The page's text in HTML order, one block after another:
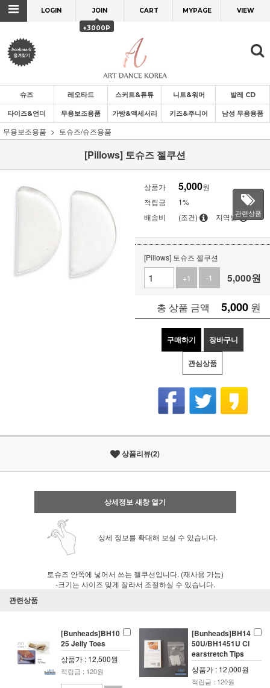
LOGIN
JOIN
+3000P
CART MYPAGE VIEW
슈즈 레오타드 스커트&튜튜 니트&워머 발레 CD
타이즈&언더 무용보조용품 가방&액세서리 키즈&주니어 남성 무용용품
무용보조용품 토슈즈/슈즈용품
[Pillows] 토슈즈 젤쿠션
상품가 5,000원
적립금
1%
배송비
(조건) 지역별관련상품
[Pillows] 토슈즈 젤쿠션
+1
-1 5,000원
총 상품 금액 5,000 원
구매하기 장바구니
관심상품
상품리뷰(2)
상세정보 새창 열기
상세 정보를 확대해 보실 수 있습니다.
토슈즈 안쪽에 넣어서 쓰는 젤쿠션입니다. (재사용 가능)
-크기는 사이즈 맞게 잘라서 조절하실 수 있습니다.
관련상품
[Bunheads]BH10
25 Jelly Toes
상품가 : 12,500원
적립금 : 120원
[Bunheads]BH14
50U/BH1451U Cl
earstretch Tips
상품가 : 12,000원
적립금 : 120원